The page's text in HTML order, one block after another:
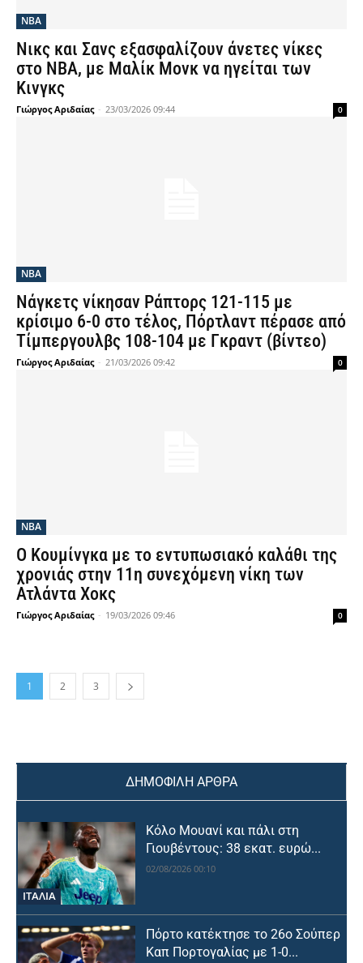
NBA
Νικς και Σανς εξασφαλίζουν άνετες νίκες
στο ΝΒΑ, με Μαλίκ Μονκ να ηγείται των
Κινγκς
Γιώργος Αριδαίας - 23/03/2026 09:44 0
NBA
Νάγκετς νίκησαν Ράπτορς 121-115 με
κρίσιμο 6-0 στο τέλος, Πόρτλαντ πέρασε από
Τίμπεργουλβς 108-104 με Γκραντ (βίντεο)
Γιώργος Αριδαίας - 21/03/2026 09:42 0
NBA
Ο Κουμίνγκα με το εντυπωσιακό καλάθι της
χρονιάς στην 11η συνεχόμενη νίκη των
Ατλάντα Χοκς
Γιώργος Αριδαίας - 19/03/2026 09:46 0
1 2 3
ΔΗΜΟΦΙΛΗ ΑΡΘΡΑ
ΙΤΑΛΙΑ
Κόλο Μουανί και πάλι στη
Γιουβέντους: 38 εκατ. ευρώ...
02/08/2026 00:10
Πόρτο κατέκτησε το 26ο Σούπερ
Καπ Πορτογαλίας με 1-0...